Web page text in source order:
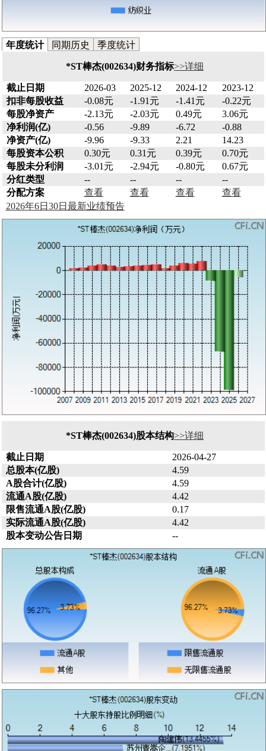
年度统计 同期历史 季度统计
*ST棒杰(002634)财务指标>>详细
截止日期 2026-03 2025-12 2024-12
2023-12
扣非每股收益
-0.08元 -1.91元 -1.41元
-0.22元
每股净资产
-2.13元 -2.03元 0.49元
3.06元
净利润(亿)
-0.56 -9.89 -6.72
-0.88
净资产(亿)
-9.96 -9.33 2.21
14.23
每股资本公积
0.30元 0.31元 0.39元
0.70元
每股未分利润
-3.01元 -2.94元 -0.80元
0.67元
分红类型
-- -- --
--
分配方案
查看 查看 查看
查看
2026年6日30日最新业绩预告
*ST棒杰(002634)股本结构>>详细
截止日期
2026-04-27
总股本(亿股)
4.59
A股合计(亿股)
4.59
流通A股(亿股)
4.42
限售流通A股(亿股)
0.17
实际流通A股(亿股)
4.42
股本变动公告日期
--